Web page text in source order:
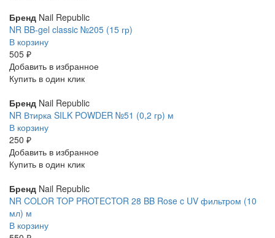
Бренд Nail Republic
NR BB-gel classic №205 (15 гр)
В корзину
505 ₽
Добавить в избранное
Купить в один клик
Бренд Nail Republic
NR Втирка SILK POWDER №51 (0,2 гр) м
В корзину
250 ₽
Добавить в избранное
Купить в один клик
Бренд Nail Republic
NR COLOR TOP PROTECTOR 28 BB Rose c UV фильтром (10
мл) м
В корзину